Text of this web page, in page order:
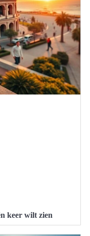
keer wilt zien